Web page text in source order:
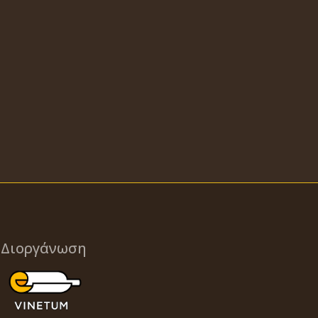
Διοργάνωση